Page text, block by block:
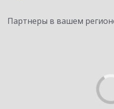
Партнеры в вашем